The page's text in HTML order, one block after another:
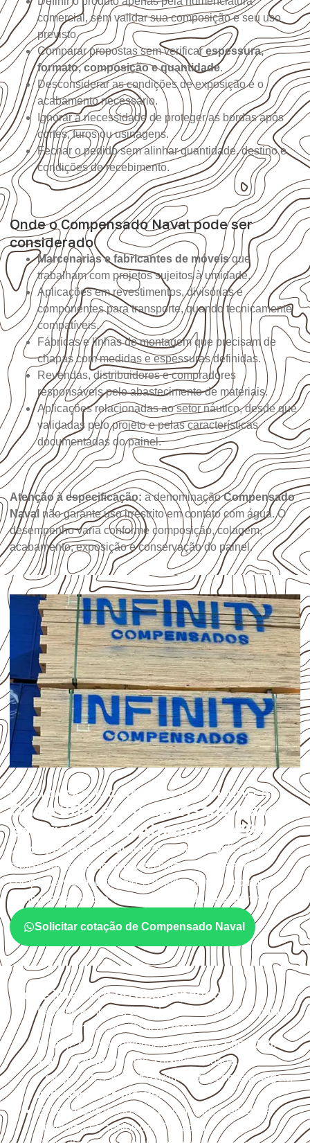
comercial, sem validar sua composição e seu uso
previsto.
Comparar propostas sem verificarespessura,
formato, composição e quantidade.
Desconsiderar as condições de exposição e o
acabamento necessário.
Ignorar a necessidade de proteger as bordas após
cortes, furos ou usinagens.
Fechar o pedido sem alinhar quantidade, destino e
condições de recebimento.
Onde o Compensado Naval pode ser
considerado
Marcenarias e fabricantes de móveisque
trabalham com projetos sujeitos à umidade.
Aplicações em revestimentos, divisórias e
componentes para transporte, quando tecnicamente
compatíveis.
Fábricas e linhas de montagem que precisam de
chapas com medidas e espessuras definidas.
Revendas, distribuidores e compradores
responsáveis pelo abastecimento de materiais.
Aplicações relacionadas ao setor náutico, desde que
validadas pelo projeto e pelas características
documentadas do painel.
Atenção à especificação: a denominaçãoCompensado
Naval não garante uso irrestrito em contato com água. O
desempenho varia conforme composição, colagem,
acabamento, exposição e conservação do painel.
UTILIZAÇÃO E CUIDADOS DO PRODUTO
Onde utilizar Compensado Naval
em projetos de Alhandra – PB?
O Compensado Navalatende diferentes aplicações
profissionais, desde que suas características sejam
compatíveis com o projeto. A Infinity orienta a compra
conformeaplicação, medida, quantidade e destino.
Solicitar cotação de Compensado Naval
O que interfere no desempenho
Escolha a medida considerando aplicação, apoios,
montagem e especificação técnica.
Planeje o corte conforme os formatos1,60 × 2,20 m e
1,60 × 2,50 m, sujeitos à disponibilidade.
Proteja cortes, furos e extremidades com aselagem
indicada para o projeto.
Evite contato direto com o solo, chuva, umidade
acumulada e apoios desnivelados.